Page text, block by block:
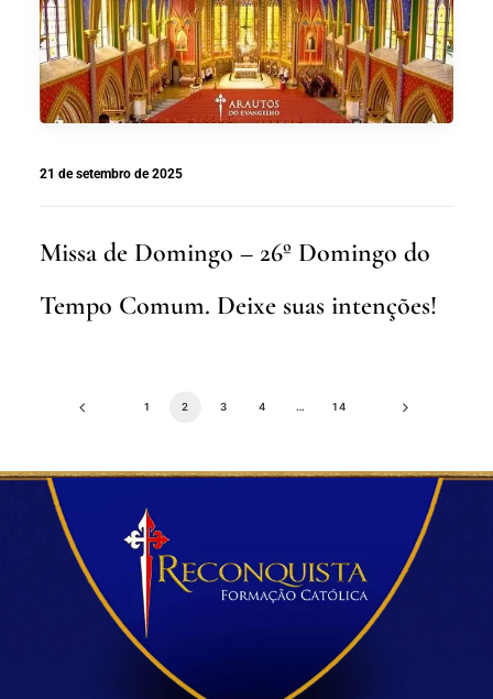
21 de setembro de 2025
Missa de Domingo – 26º Domingo do
Tempo Comum. Deixe suas intenções!
1 2 3 4 … 14